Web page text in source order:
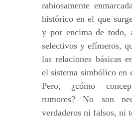
rabiosamente
histórico en el que
y por encima de todo,
selectivos y efímeros,
las relaciones básicas
el sistema simbólico en
Pero, ¿cómo
rumores? No son
verdaderos ni falsos, ni